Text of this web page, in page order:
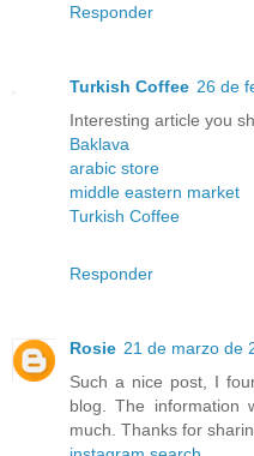
Responder
Turkish Coffee 26 de
Interesting article you
Baklava
arabic store
middle eastern market
Turkish Coffee
Responder
Rosie 21 de marzo de
Such a nice post, I
blog. The information
much. Thanks for